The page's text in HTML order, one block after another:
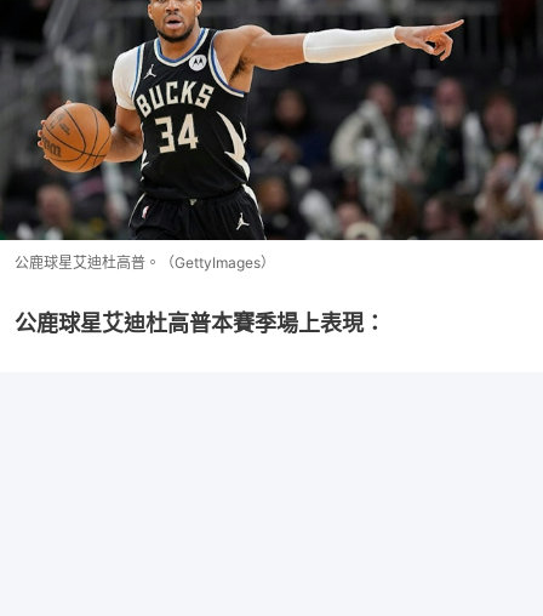
公鹿球星艾迪杜高普。（GettyImages）
公鹿球星艾迪杜高普本賽季場上表現：